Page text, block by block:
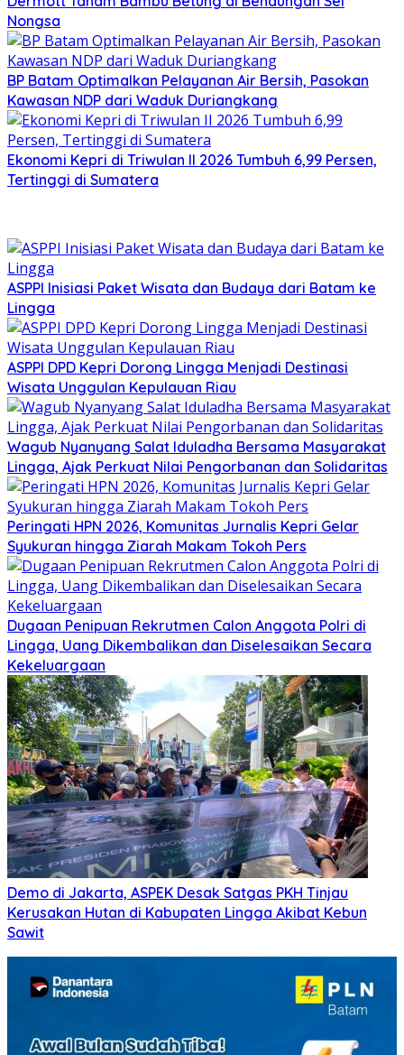
Nongsa
BP Batam Optimalkan Pelayanan Air Bersih, Pasokan
Kawasan NDP dari Waduk Duriangkang
Ekonomi Kepri di Triwulan II 2026 Tumbuh 6,99 Persen,
Tertinggi di Sumatera
ASPPI Inisiasi Paket Wisata dan Budaya dari Batam ke
Lingga
ASPPI DPD Kepri Dorong Lingga Menjadi Destinasi
Wisata Unggulan Kepulauan Riau
Wagub Nyanyang Salat Iduladha Bersama Masyarakat
Lingga, Ajak Perkuat Nilai Pengorbanan dan Solidaritas
Peringati HPN 2026, Komunitas Jurnalis Kepri Gelar
Syukuran hingga Ziarah Makam Tokoh Pers
Dugaan Penipuan Rekrutmen Calon Anggota Polri di
Lingga, Uang Dikembalikan dan Diselesaikan Secara
Kekeluargaan
Demo di Jakarta, ASPEK Desak Satgas PKH Tinjau
Kerusakan Hutan di Kabupaten Lingga Akibat Kebun
Sawit